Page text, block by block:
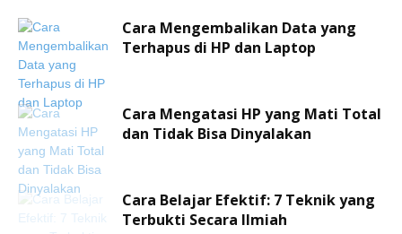
Cara Mengembalikan Data yang
Terhapus di HP dan Laptop
Cara Mengatasi HP yang Mati Total
dan Tidak Bisa Dinyalakan
Cara Belajar Efektif: 7 Teknik yang
Terbukti Secara Ilmiah